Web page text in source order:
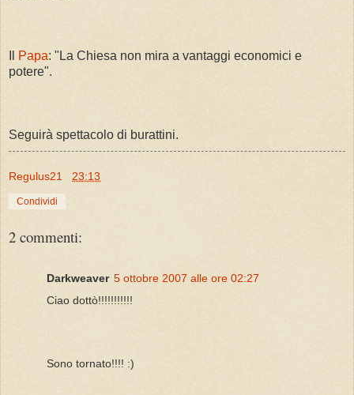
Papa: "La Chiesa non mira a vantaggi economici e
potere".
Seguirà spettacolo di burattini.
Regulus21 23:13
Condividi
2 commenti:
Darkweaver 5 ottobre 2007 alle ore 02:27
Ciao dottò!!!!!!!!!!!
Sono tornato!!!! :)